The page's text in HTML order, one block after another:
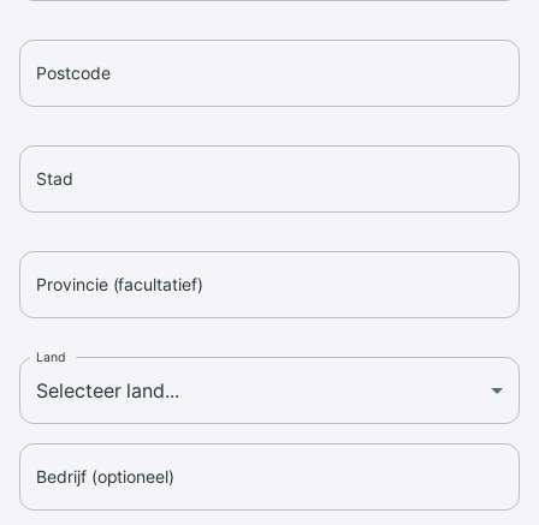
Postcode
Stad
Provincie (facultatief)
Land
Bedrijf (optioneel)